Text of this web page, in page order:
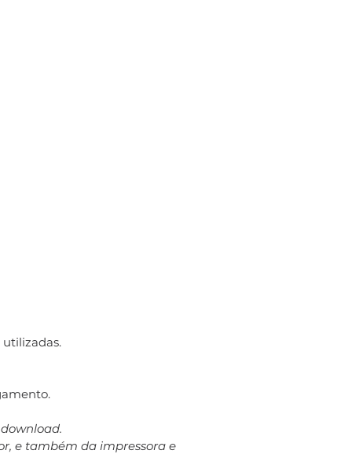
e também da impressora e